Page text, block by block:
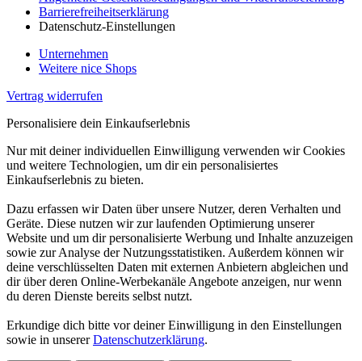
Barrierefreiheitserklärung
Datenschutz-Einstellungen
Unternehmen
Weitere nice Shops
Vertrag widerrufen
Personalisiere dein Einkaufserlebnis
Nur mit deiner individuellen Einwilligung verwenden wir Cookies
und weitere Technologien, um dir ein personalisiertes
Einkaufserlebnis zu bieten.
Dazu erfassen wir Daten über unsere Nutzer, deren Verhalten und
Geräte. Diese nutzen wir zur laufenden Optimierung unserer
Website und um dir personalisierte Werbung und Inhalte anzuzeigen
sowie zur Analyse der Nutzungsstatistiken. Außerdem können wir
deine verschlüsselten Daten mit externen Anbietern abgleichen und
dir über deren Online-Werbekanäle Angebote anzeigen, nur wenn
du deren Dienste bereits selbst nutzt.
Erkundige dich bitte vor deiner Einwilligung in den Einstellungen
sowie in unsererDatenschutzerklärung.